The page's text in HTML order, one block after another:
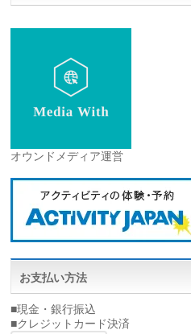
オウンドメディア運営
お支払い方法
■現金・銀行振込
■クレジットカード決済